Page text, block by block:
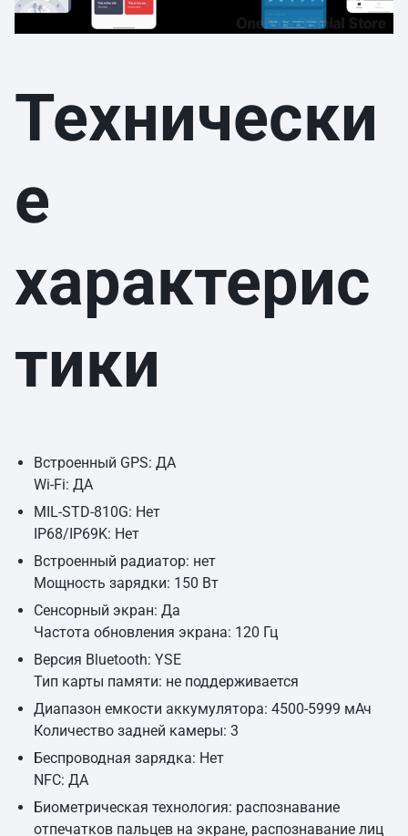
Технически
е
характерис
тики
Встроенный GPS: ДА
Wi-Fi: ДА
MIL-STD-810G: Нет
IP68/IP69K: Нет
Встроенный радиатор: нет
Мощность зарядки: 150 Вт
Сенсорный экран: Да
Частота обновления экрана: 120 Гц
Версия Bluetooth: YSE
Тип карты памяти: не поддерживается
Диапазон емкости аккумулятора: 4500-5999 мАч
Количество задней камеры: 3
Беспроводная зарядка: Нет
NFC: ДА
Биометрическая технология: распознавание
отпечатков пальцев на экране, распознавание лиц